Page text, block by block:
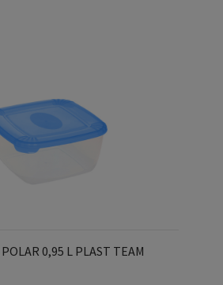
0,95 L PLAST TEAM